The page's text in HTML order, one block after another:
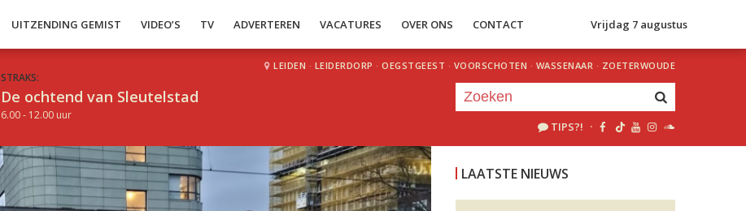
UITZENDING GEMIST VIDEO’S TV ADVERTEREN VACATURES OVER ONS CONTACT Vrijdag 7 augustus
STRAKS:
De ochtend van Sleutelstad
6.00 - 12.00 uur
LEIDEN · LEIDERDORP · OEGSTGEEST · VOORSCHOTEN · WASSENAAR · ZOETERWOUDE
TIPS?! ·
LAATSTE NIEUWS